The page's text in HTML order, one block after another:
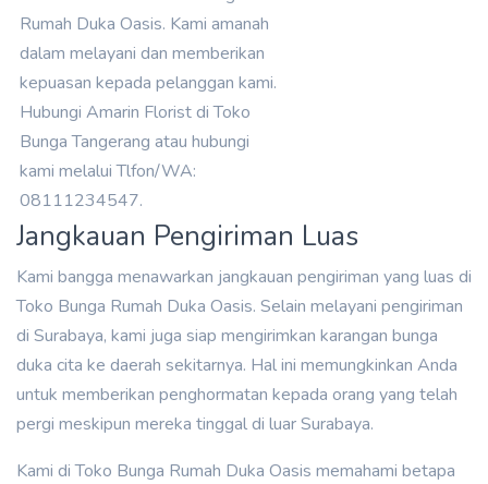
Rumah Duka Oasis. Kami amanah
dalam melayani dan memberikan
kepuasan kepada pelanggan kami.
Hubungi Amarin Florist di Toko
Bunga Tangerang atau hubungi
kami melalui Tlfon/WA:
08111234547.
Jangkauan Pengiriman Luas
Kami bangga menawarkan jangkauan pengiriman yang luas di
Toko Bunga Rumah Duka Oasis. Selain melayani pengiriman
di Surabaya, kami juga siap mengirimkan karangan bunga
duka cita ke daerah sekitarnya. Hal ini memungkinkan Anda
untuk memberikan penghormatan kepada orang yang telah
pergi meskipun mereka tinggal di luar Surabaya.
Kami di Toko Bunga Rumah Duka Oasis memahami betapa